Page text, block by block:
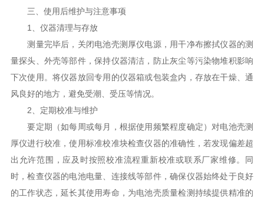
三、使用后维护与注意事项
1、仪器清理与存放
测量完毕后，关闭电池壳测厚仪电源，用干净布擦拭仪器的测
量探头、外壳等部件，保持仪器清洁，防止灰尘等污染物堆积影响
下次使用。将仪器放回专用的仪器箱或包装盒内，存放在干燥、通
风良好的地方，避免受潮、受压等情况。
2、定期校准与维护
要定期（如每周或每月，根据使用频繁程度确定）对电池壳测
厚仪进行校准，使用标准校准块检查仪器的准确性，若发现偏差超
出允许范围，应及时按照校准流程重新校准或联系厂家维修。同
时，检查仪器的电池电量、连接线等部件，确保仪器始终处于良好
的工作状态，延长其使用寿命，为电池壳质量检测持续提供精准的